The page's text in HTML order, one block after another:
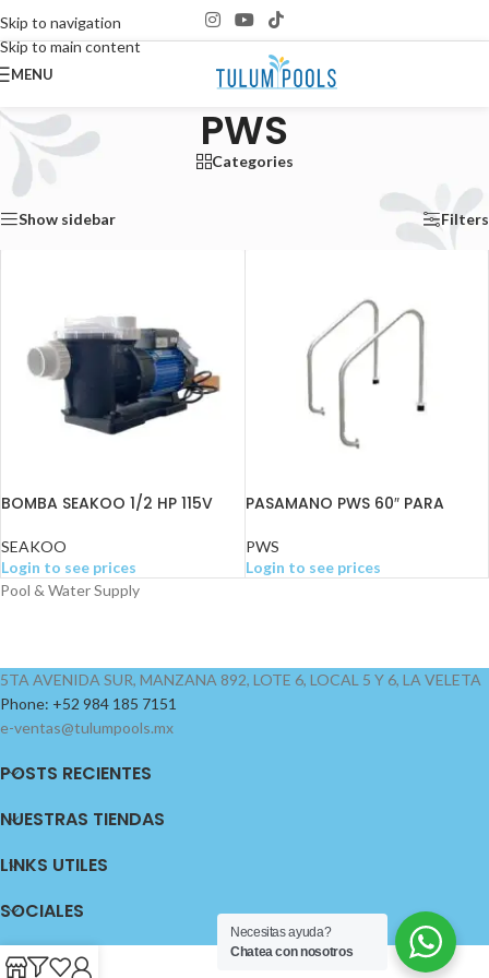
Skip to navigation
Skip to main content
MENU
PWS
Categories
Inicio
Show sidebar Filters
BOMBA SEAKOO 1/2 HP 115V
SEAKOO
Login to see prices
PASAMANO PWS 60″ PARA
PWS
Login to see prices
Pool & Water Supply
5TA AVENIDA SUR, MANZANA 892, LOTE 6, LOCAL 5 Y 6, LA VELETA
Phone: +52 984 185 7151
e-ventas@tulumpools.mx
POSTS RECIENTES
NUESTRAS TIENDAS
LINKS UTILES
SOCIALES
Necesitas ayuda?
Chatea con nosotros